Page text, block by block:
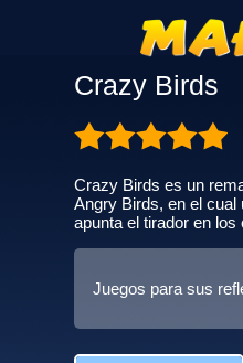
Crazy Birds
Crazy Birds es un
Angry Birds, en el cual
apunta el tirador en
Juegos para sus